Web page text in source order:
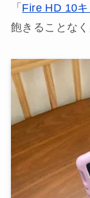
「 Fire HD 10
飽きることな